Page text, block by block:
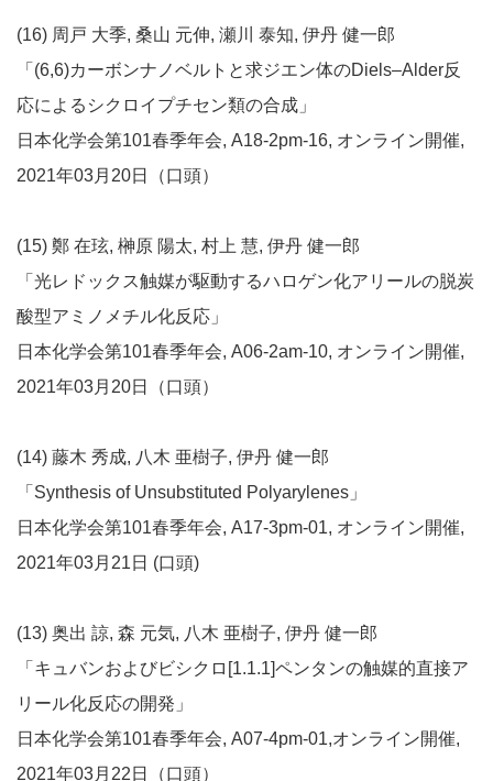
(16) 周戸 大季, 桑山 元伸, 瀬川 泰知, 伊丹 健一郎
「(6,6)カーボンナノベルトと求ジエン体のDiels–Alder反
応によるシクロイプチセン類の合成」
日本化学会第101春季年会, A18-2pm-16, オンライン開催,
2021年03月20日（口頭）
(15) 鄭 在玹, 榊原 陽太, 村上 慧, 伊丹 健一郎
「光レドックス触媒が駆動するハロゲン化アリールの脱炭
酸型アミノメチル化反応」
日本化学会第101春季年会, A06-2am-10, オンライン開催,
2021年03月20日（口頭）
(14) 藤木 秀成, 八木 亜樹子, 伊丹 健一郎
「Synthesis of Unsubstituted Polyarylenes」
日本化学会第101春季年会, A17-3pm-01, オンライン開催,
2021年03月21日 (口頭)
(13) 奥出 諒, 森 元気, 八木 亜樹子, 伊丹 健一郎
「キュバンおよびビシクロ[1.1.1]ペンタンの触媒的直接ア
リール化反応の開発」
日本化学会第101春季年会, A07-4pm-01,オンライン開催,
2021年03月22日（口頭）